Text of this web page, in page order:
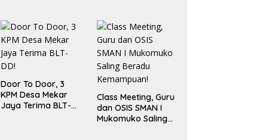
Door To Door, 3
KPM Desa Mekar
Jaya Terima BLT-
Class Meeting, Guru
dan OSIS SMAN I
Mukomuko Saling